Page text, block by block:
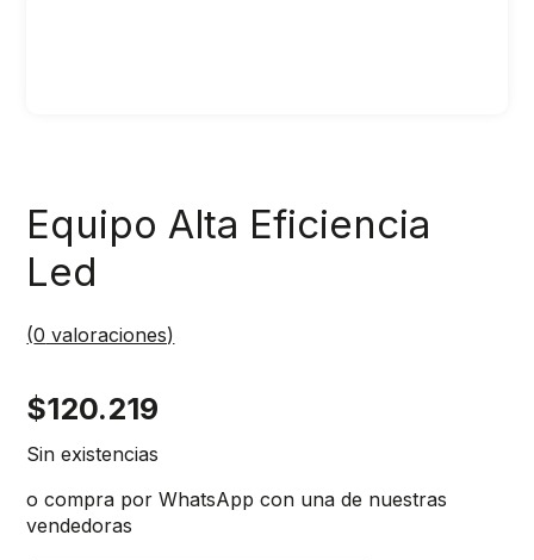
Equipo Alta Eficiencia
Led
(0 valoraciones)
$120.219
Sin existencias
o compra por WhatsApp con una de nuestras
vendedoras